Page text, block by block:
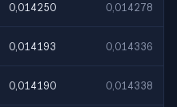
0,014250 0,014278
0,014193 0,014336
0,014190 0,014338